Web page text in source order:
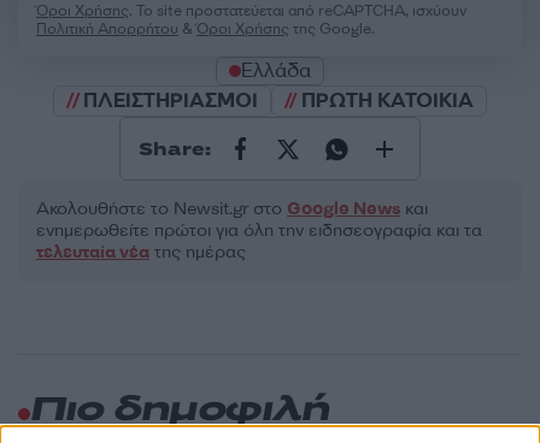
Όροι Χρήσης. Το site προστατεύεται από reCAPTCHA, ισχύουν
Πολιτική Απορρήτου &Όροι Χρήσης της Google.
Ελλάδα
ΠΛΕΙΣΤΗΡΙΑΣΜΟΙ
ΠΡΩΤΗ ΚΑΤΟΙΚΙΑ
Share:
Ακολουθήστε το Νewsit.gr στο Google News και
ενημερωθείτε πρώτοι για όλη την ειδησεογραφία και τα
τελευταία νέα της ημέρας
Πιο δημοφιλή